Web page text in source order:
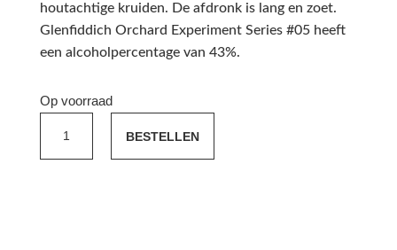
houtachtige kruiden. De afdronk is lang en zoet.
Glenfiddich Orchard Experiment Series #05 heeft
een alcoholpercentage van 43%.
Op voorraad
Orchard
BESTELLEN